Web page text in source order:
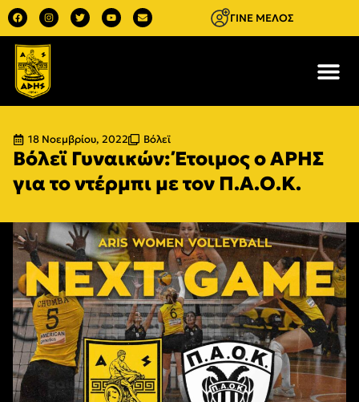
ΓΙΝΕ ΜΕΛΟΣ
18 Νοεμβρίου, 2022 Βόλεϊ
Βόλεϊ Γυναικών: Έτοιμος ο ΑΡΗΣ
για το ντέρμπι με τον Π.Α.Ο.Κ.